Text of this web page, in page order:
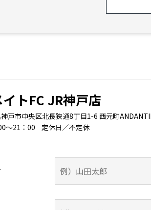
2階
1K
29.20㎡
トFC JR神戸店
戸市中央区北長狭通8丁目1-6 西元町
～21：00
定休日／不定休